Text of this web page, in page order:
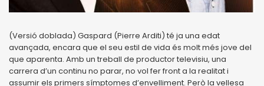
(Versió doblada) Gaspard (Pierre Arditi) té ja una edat
avançada, encara que el seu estil de vida és molt més jove del
que aparenta. Amb un treball de productor televisiu, una
carrera d’un continu no parar, no vol fer front a la realitat i
assumir els primers símptomes d’envelliment. Però la vellesa